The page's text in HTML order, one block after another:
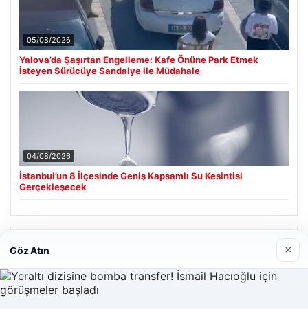
05/08/2026
Yalova’da Şaşırtan Engelleme: Kafe Önüne Park Etmek
İsteyen Sürücüye Sandalye ile Müdahale
04/08/2026
İstanbul’un 8 İlçesinde Geniş Kapsamlı Su Kesintisi
Gerçekleşecek
Cengiz Sigorta
23/06/2026
Göz Atın ×